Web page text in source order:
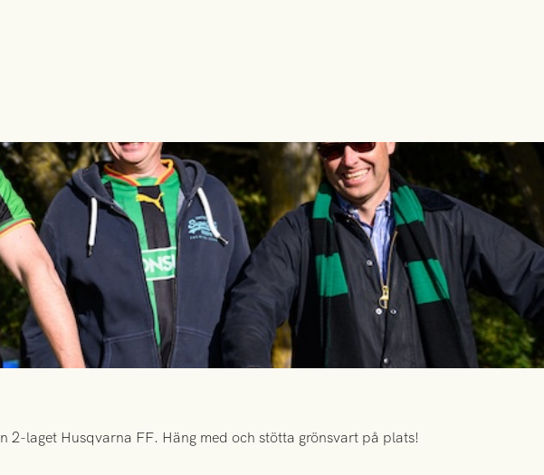
laget Husqvarna FF. Häng med och stötta grönsvart på plats!